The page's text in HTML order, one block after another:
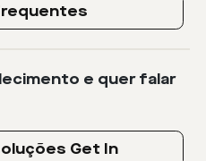
e quer falar
Get In